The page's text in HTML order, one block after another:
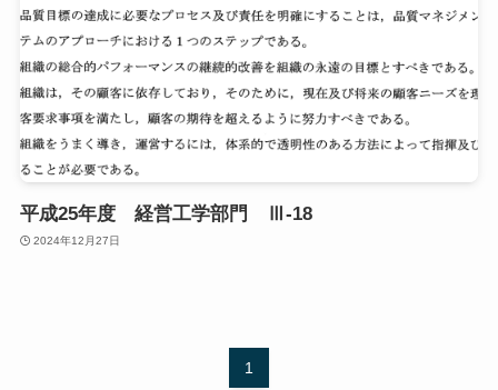
平成25年度 経営工学部門 Ⅲ-18
2024年12月27日
1